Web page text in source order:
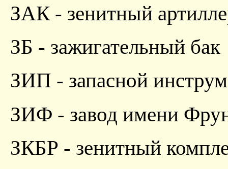
ЗАК - зенитный
ЗБ - зажигательный бак
ЗИП - запасной
ЗИФ - завод имени
ЗКБР - зенитный